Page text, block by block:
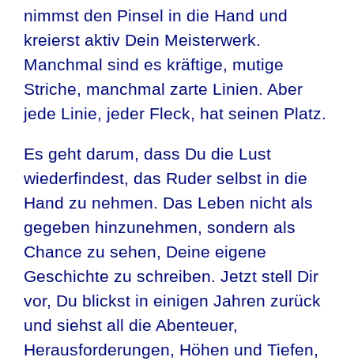
nimmst den Pinsel in die Hand und
kreierst aktiv Dein Meisterwerk.
Manchmal sind es kräftige, mutige
Striche, manchmal zarte Linien. Aber
jede Linie, jeder Fleck, hat seinen Platz.
Es geht darum, dass Du die Lust
wiederfindest, das Ruder selbst in die
Hand zu nehmen. Das Leben nicht als
gegeben hinzunehmen, sondern als
Chance zu sehen, Deine eigene
Geschichte zu schreiben. Jetzt stell Dir
vor, Du blickst in einigen Jahren zurück
und siehst all die Abenteuer,
Herausforderungen, Höhen und Tiefen,